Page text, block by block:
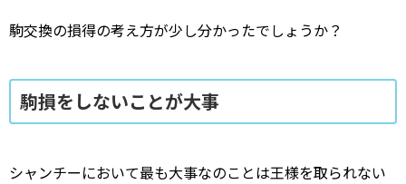
駒交換の損得の考え方が少し分かったでしょうか？
駒損をしないことが大事
シャンチーにおいて最も大事なのことは王様を取られない